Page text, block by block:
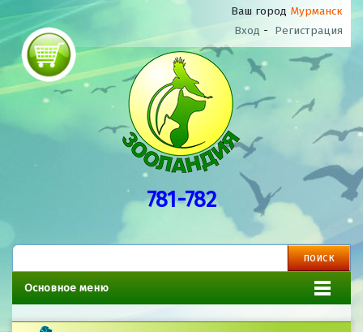
Ваш город Мурманск
Вход - Регистрация
781-782
Основное меню